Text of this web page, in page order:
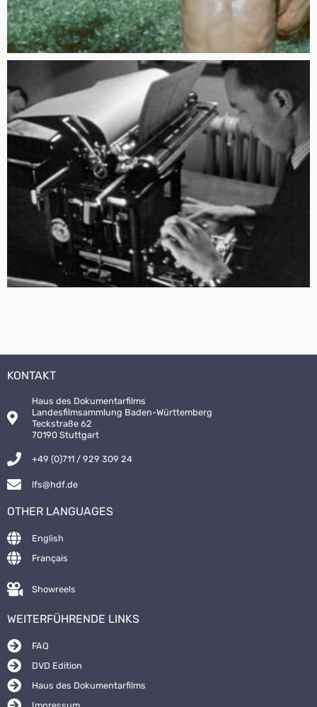
KONTAKT
Haus des Dokumentarfilms
Landesfilmsammlung Baden-Württemberg
Teckstraße 62
70190 Stuttgart
+49 (0)711 / 929 309 24
lfs@hdf.de
OTHER LANGUAGES
English
Français
Showreels
WEITERFÜHRENDE LINKS
FAQ
DVD Edition
Haus des Dokumentarfilms